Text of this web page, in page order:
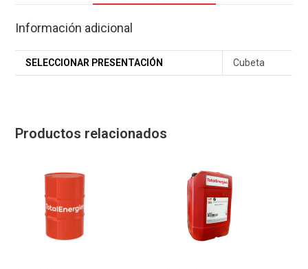
Información adicional
SELECCIONAR PRESENTACIÓN Cubeta
Productos relacionados